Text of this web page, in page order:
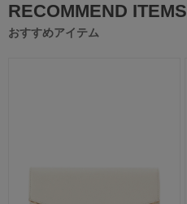
RECOMMEND ITEMS
おすすめアイテム